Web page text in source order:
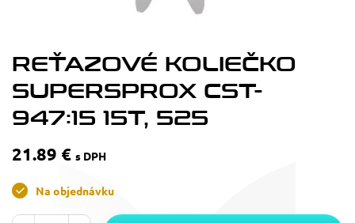
REŤAZOVÉ KOLIEČKO
SUPERSPROX CST-
947:15 15T, 525
21.89 € s DPH
Na objednávku